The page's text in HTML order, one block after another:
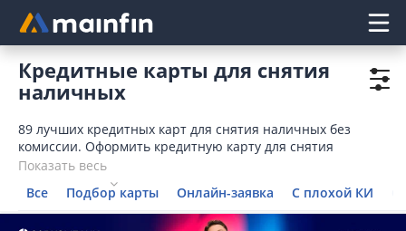
Главное меню
Кредитные карты для снятия
наличных
89 лучших кредитных карт для снятия наличных без
комиссии. Оформить кредитную карту для снятия
наличных, заказать карту для обналичивания карты,
оставив онлайн-заявку на сайте.
Показать весь
Все
Подбор карты Онлайн-заявка С плохой КИ